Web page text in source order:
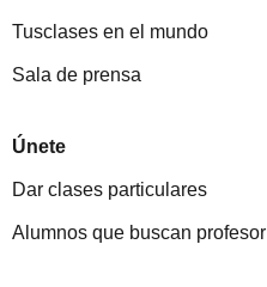
Tusclases en el mundo
Sala de prensa
Únete
Dar clases particulares
Alumnos que buscan profesor